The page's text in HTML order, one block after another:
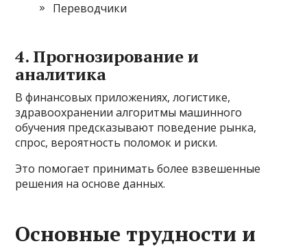
Переводчики
4. Прогнозирование и
аналитика
В финансовых приложениях, логистике,
здравоохранении алгоритмы машинного
обучения предсказывают поведение рынка,
спрос, вероятность поломок и риски.
Это помогает принимать более взвешенные
решения на основе данных.
Основные трудности и